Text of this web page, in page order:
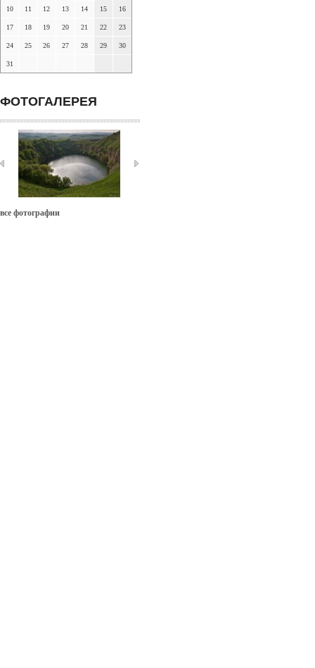
10 11 12 13 14 15 16
17 18 19 20 21 22 23
24 25 26 27 28 29 30
31
ФОТОГАЛЕРЕЯ
все фотографии